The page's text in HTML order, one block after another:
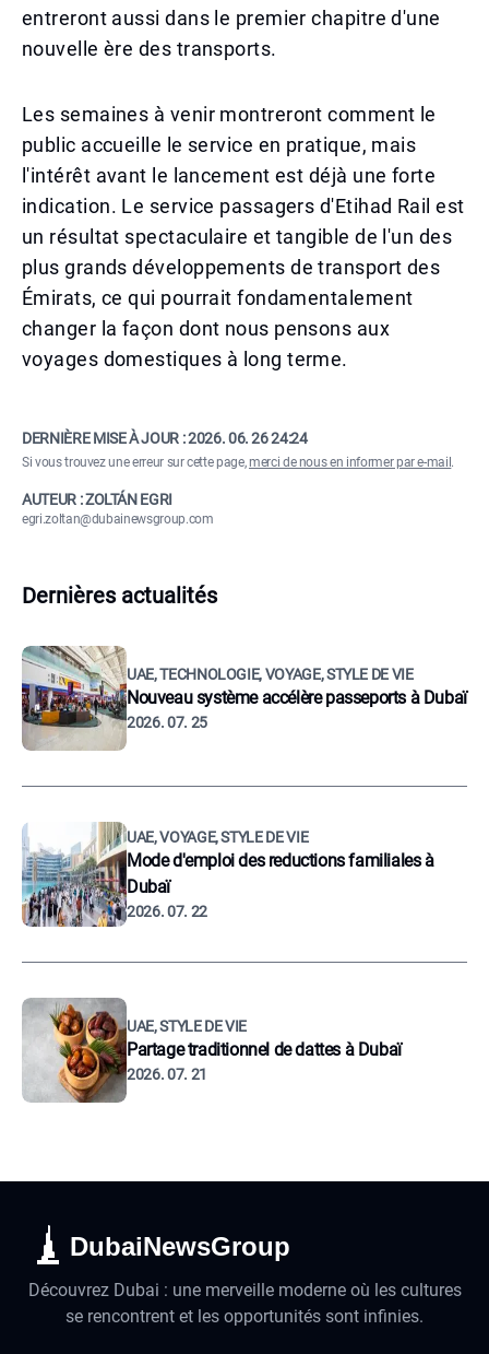
entreront aussi dans le premier chapitre d'une
nouvelle ère des transports.
Les semaines à venir montreront comment le
public accueille le service en pratique, mais
l'intérêt avant le lancement est déjà une forte
indication. Le service passagers d'Etihad Rail est
un résultat spectaculaire et tangible de l'un des
plus grands développements de transport des
Émirats, ce qui pourrait fondamentalement
changer la façon dont nous pensons aux
voyages domestiques à long terme.
DERNIÈRE MISE À JOUR :2026. 06. 26 24:24
Si vous trouvez une erreur sur cette page,merci de nous en informer par e-mail .
AUTEUR : ZOLTÁN EGRI
egri.zoltan@dubainewsgroup.com
Dernières actualités
UAE, TECHNOLOGIE, VOYAGE, STYLE DE VIE
Nouveau système accélère passeports à Dubaï
2026. 07. 25
UAE, VOYAGE, STYLE DE VIE
Mode d'emploi des reductions familiales à
Dubaï
2026. 07. 22
UAE, STYLE DE VIE
Partage traditionnel de dattes à Dubaï
2026. 07. 21
DubaiNewsGroup
Découvrez Dubai : une merveille moderne où les cultures
se rencontrent et les opportunités sont infinies.